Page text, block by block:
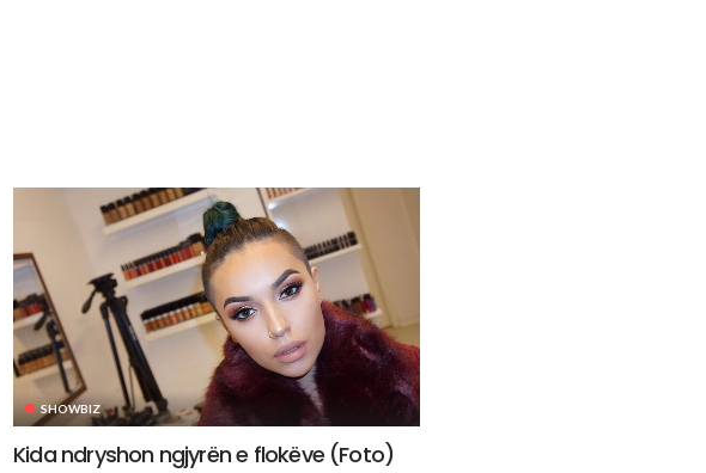
SHOWBIZ
Kida ndryshon ngjyrën e flokëve (Foto)